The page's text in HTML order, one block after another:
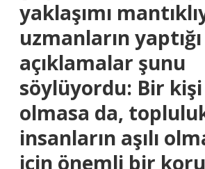
yaklaşımı
uzmanların yaptığı
açıklamalar şunu
söylüyordu: Bir kişi
olmasa da,
insanların aşılı
için önemli bir